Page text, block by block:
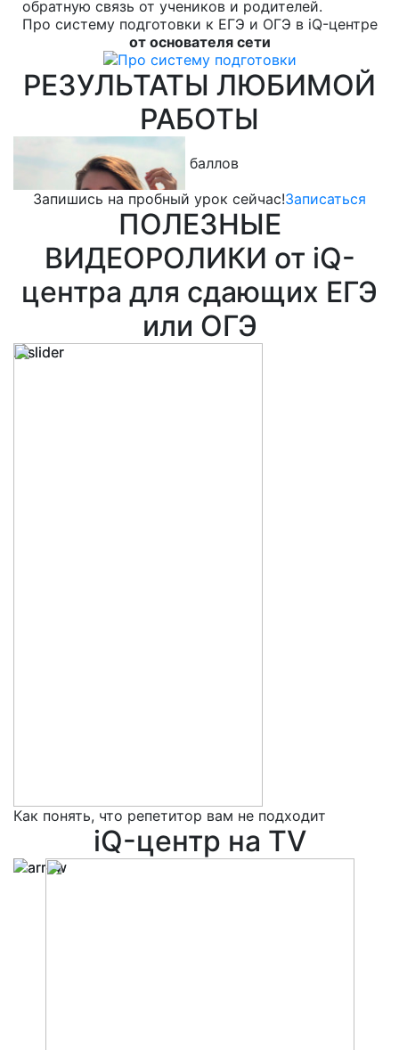
обратную связь от учеников и родителей.
Про систему подготовки к ЕГЭ и ОГЭ в iQ-центре
от основателя сети
РЕЗУЛЬТАТЫ ЛЮБИМОЙ
РАБОТЫ
Кутовая Ева
100 баллов
обществознание
Запишись на пробный урок сейчас!Записаться
ПОЛЕЗНЫЕ
ВИДЕОРОЛИКИ от iQ-
центра для сдающих ЕГЭ
или ОГЭ
Как понять, что репетитор вам не подходит
iQ-центр на TV